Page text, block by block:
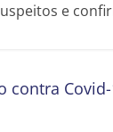
e
contra